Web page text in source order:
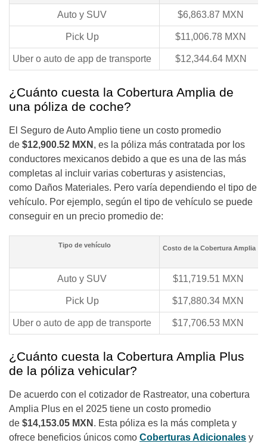
Auto y SUV $6,863.87 MXN
Pick Up $11,006.78 MXN
Uber o auto de app de transporte $12,344.64 MXN
¿Cuánto cuesta la Cobertura Amplia de
una póliza de coche?
El Seguro de Auto Amplio tiene un costo promedio
de $12,900.52 MXN , es la póliza más contratada por los
conductores mexicanos debido a que es una de las más
completas al incluir varias coberturas y asistencias,
como Daños Materiales. Pero varía dependiendo el tipo de
vehículo. Por ejemplo, según el tipo de vehículo se puede
conseguir en un precio promedio de:
Tipo de vehículo Costo de la Cobertura Amplia
Auto y SUV $11,719.51 MXN
Pick Up $17,880.34 MXN
Uber o auto de app de transporte $17,706.53 MXN
¿Cuánto cuesta la Cobertura Amplia Plus
de la póliza vehicular?
De acuerdo con el cotizador de Rastreator, una cobertura
Amplia Plus en el 2025 tiene un costo promedio
de $14,153.05 MXN . Esta póliza es la más completa y
ofrece beneficios únicos como Coberturas Adicionales y